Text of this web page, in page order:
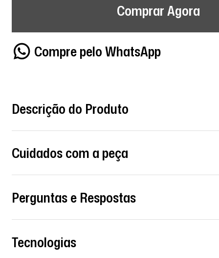
Comprar Agora
Compre pelo WhatsApp
Descrição do Produto
Cuidados com a peça
Perguntas e Respostas
Tecnologias